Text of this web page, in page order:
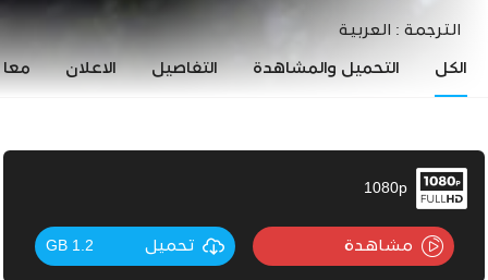
الترجمة : العربية
الكل التحميل والمشاهدة التفاصيل الاعلان
1080p
مشاهدة تحميل 1.2 GB